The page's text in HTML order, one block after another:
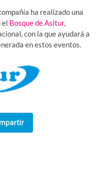
ha realizado una
el Bosque de Asitur,
con la que ayudará a
en estos eventos.